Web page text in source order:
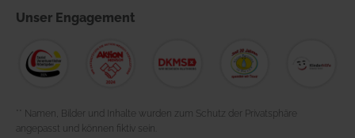
Unser Engagement
** Namen, Bilder und Inhalte wurden zum Schutz der Privatsphäre
angepasst und können fiktiv sein.